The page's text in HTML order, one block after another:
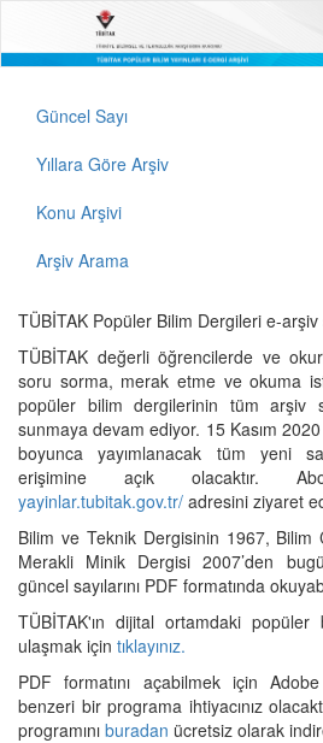
Güncel Sayı
Yıllara Göre Arşiv
Konu Arşivi
Arşiv Arama
TÜBİTAK Popüler Bilim Dergileri e-arşiv
TÜBİTAK değerli öğrencilerde ve
soru sorma, merak etme ve okuma
popüler bilim dergilerinin tüm arşiv
sunmaya devam ediyor. 15 Kasım
boyunca yayımlanacak tüm yeni
erişimine açık olacaktır.
yayinlar.tubitak.gov.tr/ adresini ziyaret
Bilim ve Teknik Dergisinin 1967,
Merakli Minik Dergisi 2007’den
güncel sayılarını PDF formatında
TÜBİTAK'ın dijital ortamdaki popüler
ulaşmak için tıklayınız.
PDF formatını açabilmek için
benzeri bir programa ihtiyacınız
programını buradan ücretsiz olarak